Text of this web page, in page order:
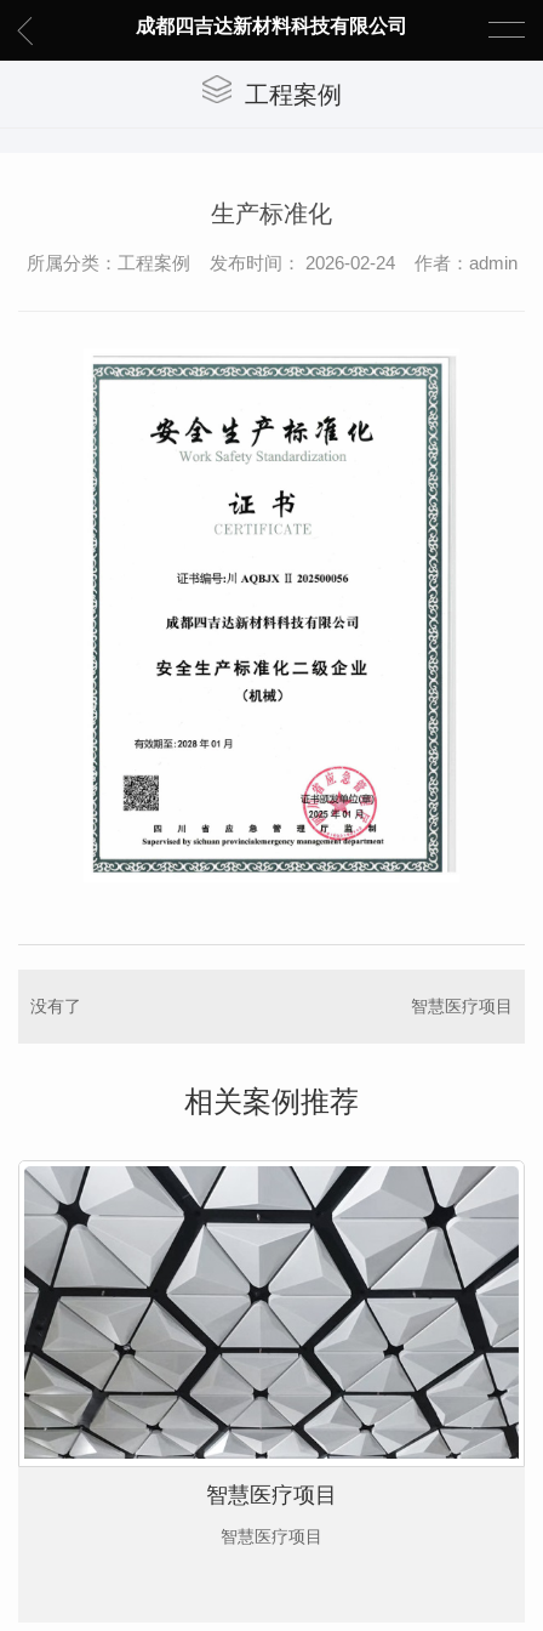
成都四吉达新材料科技有限公司
工程案例
生产标准化
所属分类：工程案例 发布时间： 2026-02-24 作者：admin
没有了 智慧医疗项目
相关案例推荐
智慧医疗项目
智慧医疗项目